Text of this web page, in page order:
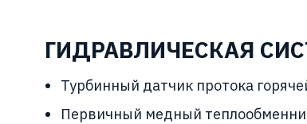
ГИДРАВЛИЧЕСКАЯ
Турбинный датчик протока
Первичный медный